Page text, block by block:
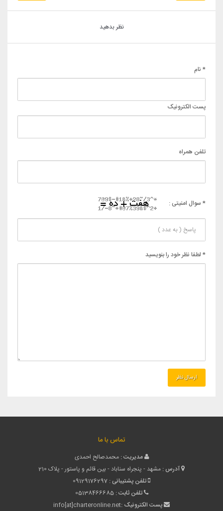
نظر بدهید
* نام
پست الکترونیک
تلفن همراه
* سوال امنیتی :
* لطفا نظر خود را بنویسید
تماس با ما
مدیریت : محمدصالح احمدی
آدرس : مشهد - پنجراه سناباد - بین قائم و پاستور - پلاک 210
تلفن پشتیبانی : 09129176297
تلفن ثابت : 05138466685
پست الکترونیک :info[at]charteronline.net